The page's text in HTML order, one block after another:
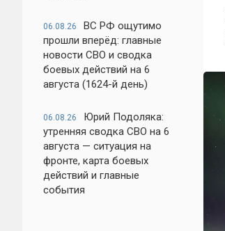
06.08.26
ВС РФ ощутимо
прошли вперёд: главные
новости СВО и сводка
боевых действий на 6
августа (1624-й день)
06.08.26
Юрий Подоляка:
утренняя сводка СВО на 6
августа — ситуация на
фронте, карта боевых
действий и главные
события